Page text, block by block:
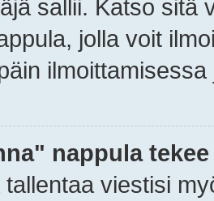
sallii. Katso sitä
jolla voit
nappula
viestisi